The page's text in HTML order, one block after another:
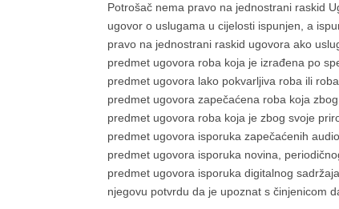
Potrošač nema pravo na jednostrani raskid
ugovor o uslugama u cijelosti ispunjen, a
pravo na jednostrani raskid ugovora ako
predmet ugovora roba koja je izrađena po
predmet ugovora lako pokvarljiva roba ili
predmet ugovora zapečaćena roba koja
predmet ugovora roba koja je zbog svoje
predmet ugovora isporuka zapečaćenih
predmet ugovora isporuka novina,
predmet ugovora isporuka digitalnog
njegovu potvrdu da je upoznat s činjenicom